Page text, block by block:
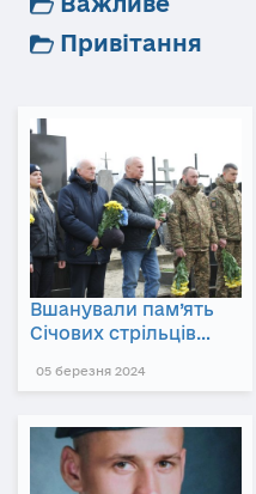
Привітання
Вшанували пам’ять
Січових стрільців…
05 березня 2024